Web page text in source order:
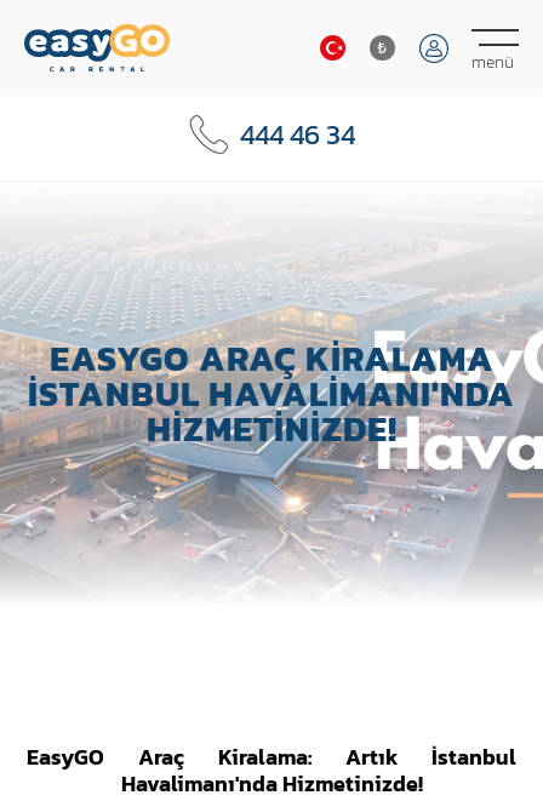
₺
menü
444 46 34
EASYGO ARAÇ KIRALAMA
İSTANBUL HAVALIMANI'NDA
HIZMETINIZDE!
EasyGO Araç Kiralama: Artık İstanbul
Havalimanı'nda Hizmetinizde!